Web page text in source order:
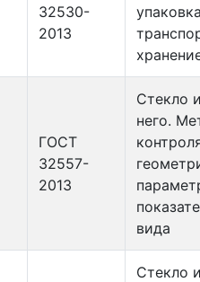
32530-
2013
ГОСТ
32557-
2013
Стекло
него.
вида
Стекло